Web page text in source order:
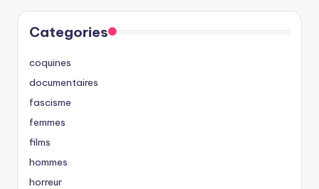
Categories
coquines
documentaires
fascisme
femmes
films
hommes
horreur